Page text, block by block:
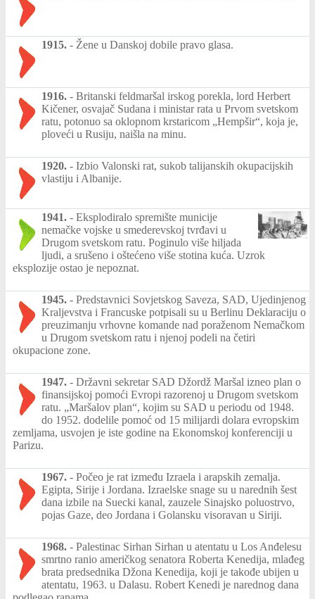
1915. - Žene u Danskoj dobile pravo glasa.
1916. - Britanski feldmaršal irskog porekla, lord Herbert
Kičener, osvajač Sudana i ministar rata u Prvom svetskom
ratu, potonuo sa oklopnom krstaricom „Hempšir“, koja je,
ploveći u Rusiju, naišla na minu.
1920. - Izbio Valonski rat, sukob talijanskih okupacijskih
vlastiju i Albanije.
1941. - Eksplodiralo spremište municije
nemačke vojske u smederevskoj tvrđavi u
Drugom svetskom ratu. Poginulo više hiljada
ljudi, a srušeno i oštećeno više stotina kuća. Uzrok
eksplozije ostao je nepoznat.
1945. - Predstavnici Sovjetskog Saveza, SAD, Ujedinjenog
Kraljevstva i Francuske potpisali su u Berlinu Deklaraciju o
preuzimanju vrhovne komande nad poraženom Nemačkom
u Drugom svetskom ratu i njenoj podeli na četiri
okupacione zone.
1947. - Državni sekretar SAD Džordž Maršal izneo plan o
finansijskoj pomoći Evropi razorenoj u Drugom svetskom
ratu. „Maršalov plan“, kojim su SAD u periodu od 1948.
do 1952. dodelile pomoć od 15 milijardi dolara evropskim
zemljama, usvojen je iste godine na Ekonomskoj konferenciji u
Parizu.
1967. - Počeo je rat između Izraela i arapskih zemalja.
Egipta, Sirije i Jordana. Izraelske snage su u narednih šest
dana izbile na Suecki kanal, zauzele Sinajsko poluostrvo,
pojas Gaze, deo Jordana i Golansku visoravan u Siriji.
1968. - Palestinac Sirhan Sirhan u atentatu u Los Anđelesu
smrtno ranio američkog senatora Roberta Kenedija, mlađeg
brata predsednika Džona Kenedija, koji je takođe ubijen u
atentatu, 1963. u Dalasu. Robert Kenedi je narednog dana